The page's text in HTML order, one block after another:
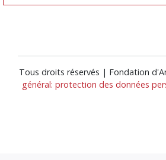
Tous droits réservés | Fondation
général: protection des données